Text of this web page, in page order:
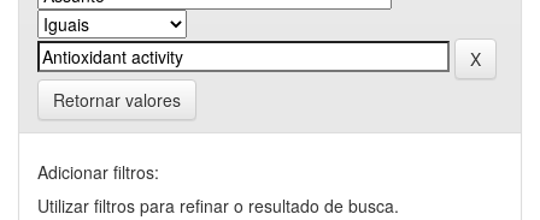
Retornar valores
Adicionar filtros:
Utilizar filtros para refinar o resultado de busca.